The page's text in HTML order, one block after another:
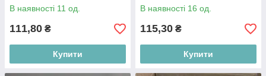
В наявності 11 од.
111,80 ₴
Купити
В наявності 16 од.
115,30 ₴
Купити